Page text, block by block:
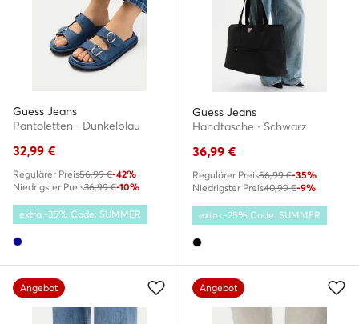
Guess Jeans
Pantoletten · Dunkelblau
32,99 €
Regulärer Preis56,99 €-42%
Niedrigster Preis36,99 €-10%
extra -35% Code: SUMMER
Guess Jeans
Handtasche · Schwarz
36,99 €
Regulärer Preis56,99 €-35%
Niedrigster Preis40,99 €-9%
extra -25% Code: SUMMER
Angebot Angebot